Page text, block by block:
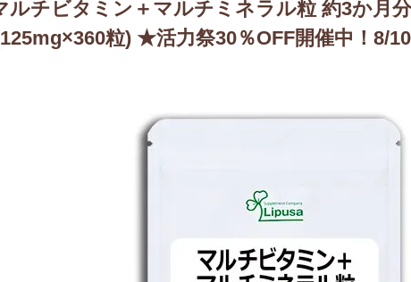
ルチビタミン＋マルチミネラル粒 約3か月
粒) ★活力祭30％OFF開催中！8/